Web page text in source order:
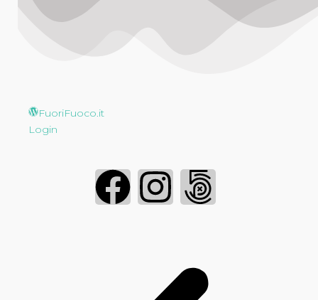
FuoriFuoco.it
Login